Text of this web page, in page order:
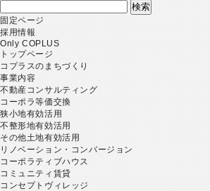
索:
固定ページ
採用情報
Only COPLUS
トップページ
コプラスのまちづくり
事業内容
不動産コンサルティング
コーポラ等価交換
狭小地有効活用
不整形地有効活用
その他土地有効活用
リノベーション・コンバージョン
コーポラティブハウス
コミュニティ賃貸
コンセプトヴィレッジ